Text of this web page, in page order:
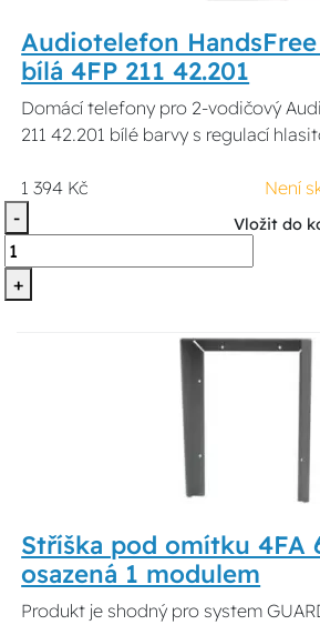
Audiotelefon
bílá 4FP 211 42.201
Domácí telefony pro 2-vodičový
211 42.201 bílé barvy s regulací
1 394 Kč
Není
-
+
Vložit do
Stříška pod omítku 4FA
osazená 1 modulem
Produkt je shodný pro system